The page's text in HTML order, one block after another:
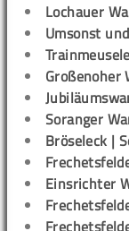
Lochauer
Umsonst
Großenoher
Soranger
Bröseleck |
Einsrichter